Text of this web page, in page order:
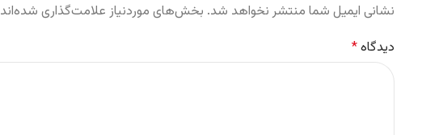
نشانی ایمیل شما منتشر نخواهد شد. بخش‌های موردنیاز علامت‌گذاری شده‌اند
دیدگاه*